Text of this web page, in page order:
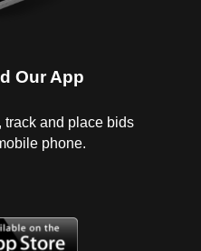
Our App
track and place bids
phone.